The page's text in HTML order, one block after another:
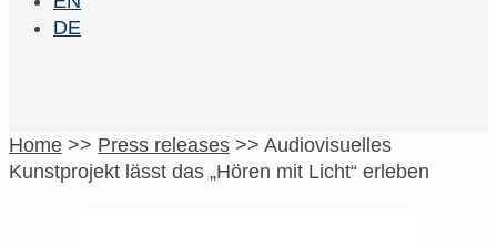
DE
Home >> Press releases >> Audiovisuelles
Kunstprojekt lässt das „Hören mit Licht“ erleben